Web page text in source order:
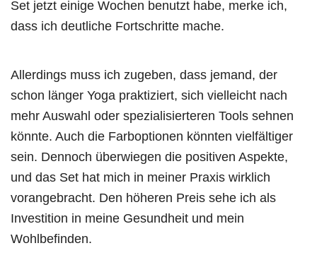
Set jetzt einige Wochen benutzt habe, merke ich,
dass ich deutliche Fortschritte mache.
Allerdings muss ich zugeben, dass jemand, der
schon länger Yoga praktiziert, sich vielleicht nach
mehr Auswahl oder spezialisierteren Tools sehnen
könnte. Auch die Farboptionen könnten vielfältiger
sein. Dennoch überwiegen die positiven Aspekte,
und das Set hat mich in meiner Praxis wirklich
vorangebracht. Den höheren Preis sehe ich als
Investition in meine Gesundheit und mein
Wohlbefinden.